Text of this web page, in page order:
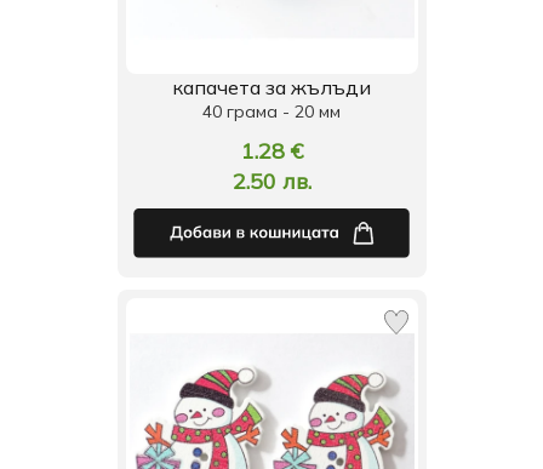
капачета за жълъди
40 грама - 20 мм
1.28 €
2.50 лв.